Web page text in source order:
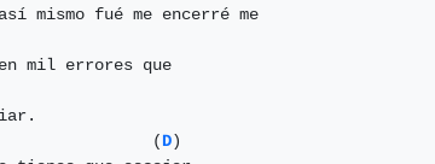
mismo fué me encerré me
mil errores que
(D)